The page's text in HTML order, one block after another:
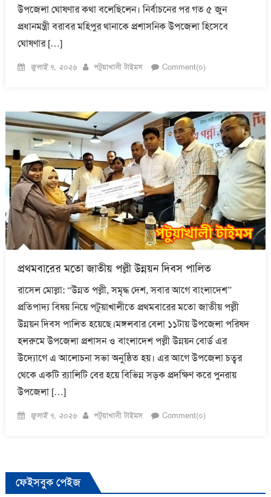
উপজেলা ঘোষণার কথা বলেছিলেন। নির্বাচনের পর গত ৫ জুন
প্রধানমন্ত্রী বরাবর মহিপুর থানাকে প্রশাসনিক উপজেলা হিসেবে
ঘোষণার […]
Posted
জুলাই ৭, ২০২৬ Author
পটুয়াখালী টাইমস Comment(০)
প্রথমবারের মতো জাতীয় পল্লী উন্নয়ন দিবস পালিত
রাসেল মোল্লা: “উন্নত পল্লী, সমৃদ্ধ দেশ, সবার আগে বাংলাদেশ”
প্রতিপাদ্য বিষয় নিয়ে পটুয়াখালীতে প্রথমবারের মতো জাতীয় পল্লী
উন্নয়ন দিবস পালিত হয়েছে।মঙ্গলবার বেলা ১১টায় উপজেলা পরিষদ
হলরুমে উপজেলা প্রশাসন ও বাংলাদেশ পল্লী উন্নয়ন বোর্ড এর
উদ্যোগে এ আলোচনা সভা অনুষ্ঠিত হয়। এর আগে উপজেলা চত্বর
থেকে একটি র‍্যালিটি বের হয়ে বিভিন্ন সড়ক প্রদক্ষিণ করে পুনরায়
উপজেলা […]
Posted
জুলাই ৭, ২০২৬ Author
পটুয়াখালী টাইমস Comment(০)
ফেইসবুক পেইজ